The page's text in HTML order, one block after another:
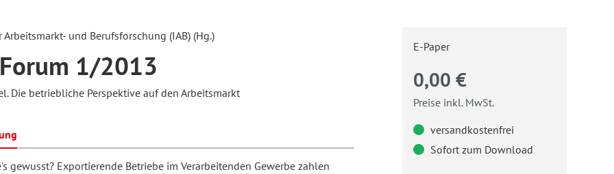
BildungBildung
und Wissenschaft
forum
und Berufsforschung (IAB) (Hg.)
1/2013
Die betriebliche Perspektive auf den Arbeitsmarkt
gewusst? Exportierende Betriebe im Verarbeitenden Gewerbe zahlen
E-Paper
0,00 €
Preise inkl. MwSt.
versandkostenfrei
Sofort zum Download